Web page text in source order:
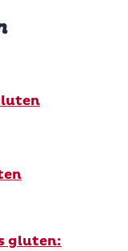
gluten: